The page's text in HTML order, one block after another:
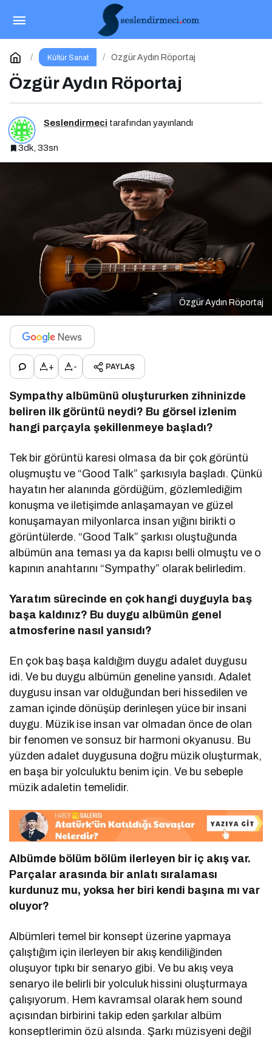
Kültür Sanat Özgür Aydın Röportaj
Özgür Aydın Röportaj
Seslendirmeci tarafından yayınlandı
3dk, 33sn
Özgür Aydın Röportaj
+ - PAYLAŞ
Sympathy albümünü oluştururken zihninizde
beliren ilk görüntü neydi? Bu görsel izlenim
hangi parçayla şekillenmeye başladı?
Tek bir görüntü karesi olmasa da bir çok görüntü
oluşmuştu ve “Good Talk” şarkısıyla başladı. Çünkü
hayatın her alanında gördüğüm, gözlemlediğim
konuşma ve iletişimde anlaşamayan ve güzel
konuşamayan milyonlarca insan yığını birikti o
görüntülerde. “Good Talk” şarkısı oluştuğunda
albümün ana teması ya da kapısı belli olmuştu ve o
kapının anahtarını “Sympathy” olarak belirledim.
Yaratım sürecinde en çok hangi duyguyla baş
başa kaldınız? Bu duygu albümün genel
atmosferine nasıl yansıdı?
En çok baş başa kaldığım duygu adalet duygusu
idi. Ve bu duygu albümün geneline yansıdı. Adalet
duygusu insan var olduğundan beri hissedilen ve
zaman içinde dönüşüp derinleşen yüce bir insani
duygu. Müzik ise insan var olmadan önce de olan
bir fenomen ve sonsuz bir harmoni okyanusu. Bu
yüzden adalet duygusuna doğru müzik oluşturmak,
en başa bir yolculuktu benim için. Ve bu sebeple
müzik adaletin temelidir.
Albümde bölüm bölüm ilerleyen bir iç akış var.
Parçalar arasında bir anlatı sıralaması
kurdunuz mu, yoksa her biri kendi başına mı var
oluyor?
Albümleri temel bir konsept üzerine yapmaya
çalıştığım için ilerleyen bir akış kendiliğinden
oluşuyor tıpkı bir senaryo gibi. Ve bu akış veya
senaryo ile belirli bir yolculuk hissini oluşturmaya
çalışıyorum. Hem kavramsal olarak hem sound
açısından birbirini takip eden şarkılar albüm
konseptlerimin özü alsında. Şarkı müzisyeni değil
Bu Cuma Vizyona Girecek Filmler Açıklandı
Yorum Yap